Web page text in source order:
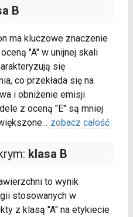
B
ma kluczowe znaczenie
"A" w unijnej skali
się
co przekłada się na
i obniżenie emisji
z oceną "E" są mniej
... zobacz całość
klasa B
to wynik
stosowanych w
z klasą "A" na etykiecie